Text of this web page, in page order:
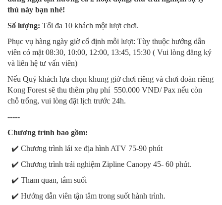
thú này bạn nhé!
Số lượng: Tối đa 10 khách một lượt chơi.
Phục vụ hàng ngày giờ cố định mỗi lượt: Tùy thuộc hướng dẫn
viên có mặt 08:30, 10:00, 12:00, 13:45, 15:30 ( Vui lòng đăng ký
và liên hệ tư vấn viên)
Nếu Quý khách lựa chọn khung giờ chơi riêng và chơi đoàn riêng
Kong Forest sẽ thu thêm phụ phí 550.000 VNĐ/ Pax nếu còn
chỗ trống, vui lòng đặt lịch trước 24h.
-----
Chương trình bao gồm:
✔️ Chương trình lái xe địa hình ATV 75-90 phút
✔️ Chương trình trải nghiệm Zipline Canopy 45- 60 phút.
✔️ Tham quan, tắm suối
✔️ Hướng dẫn viên tận tâm trong suốt hành trình.